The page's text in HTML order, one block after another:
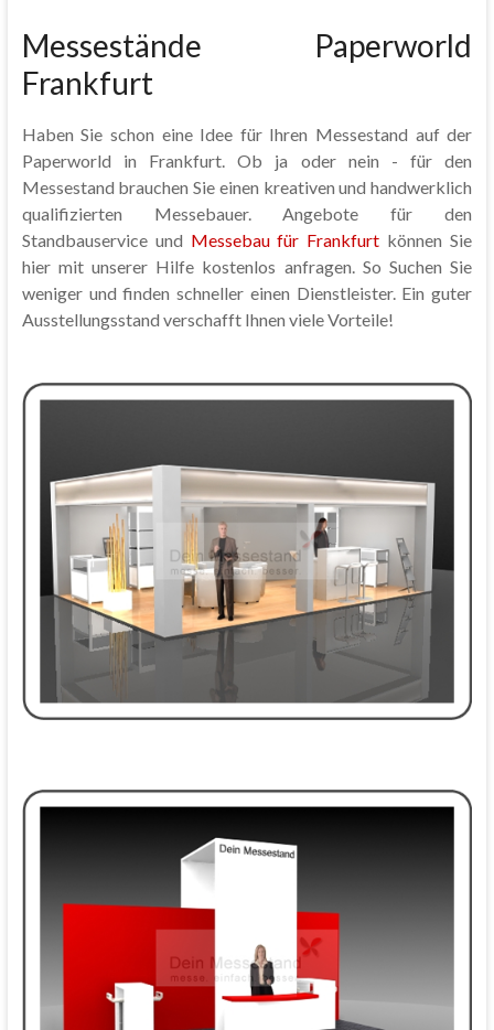
Messestände Paperworld
Frankfurt
Haben Sie schon eine Idee für Ihren Messestand auf der
Paperworld in Frankfurt. Ob ja oder nein - für den
Messestand brauchen Sie einen kreativen und handwerklich
qualifizierten Messebauer. Angebote für den
Standbauservice und Messebau für Frankfurt können Sie
hier mit unserer Hilfe kostenlos anfragen. So Suchen Sie
weniger und finden schneller einen Dienstleister. Ein guter
Ausstellungsstand verschafft Ihnen viele Vorteile!